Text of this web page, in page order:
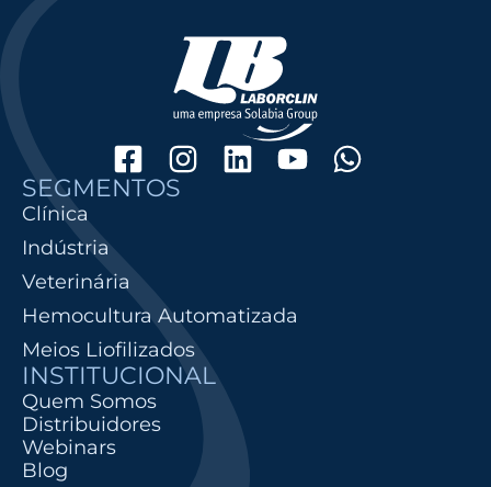
SEGMENTOS
Clínica
Indústria
Veterinária
Hemocultura Automatizada
Meios Liofilizados
INSTITUCIONAL
Quem Somos
Distribuidores
Webinars
Blog